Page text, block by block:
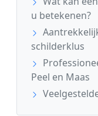
u betekenen?
schilderklus
Peel en Maas